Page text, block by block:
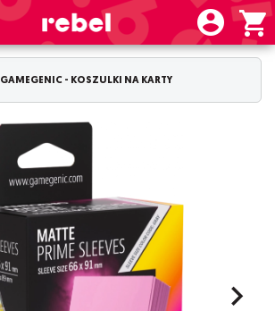
GAMEGENIC - KOSZULKI NA KARTY